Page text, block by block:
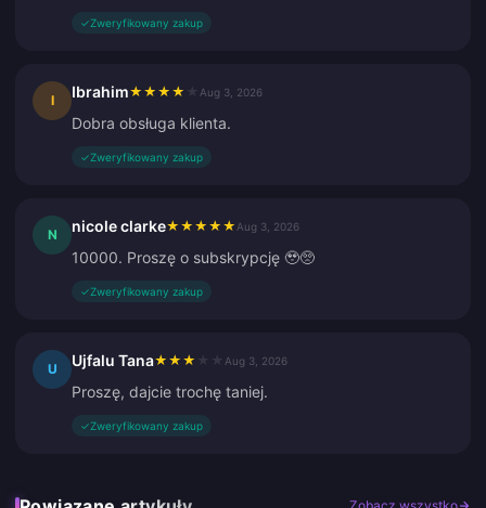
✓Zweryfikowany zakup
I Ibrahim★ ★ ★ ★ Aug 3, 2026
Dobra obsługa klienta.
✓Zweryfikowany zakup
N nicole clarke★ ★ ★ ★ ★ Aug 3, 2026
10000. Proszę o subskrypcję 🥹🥺
✓Zweryfikowany zakup
U Ujfalu Tana★ ★ ★ Aug 3, 2026
Proszę, dajcie trochę taniej.
✓Zweryfikowany zakup